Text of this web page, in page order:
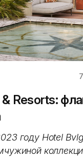
Resorts:
году Hotel